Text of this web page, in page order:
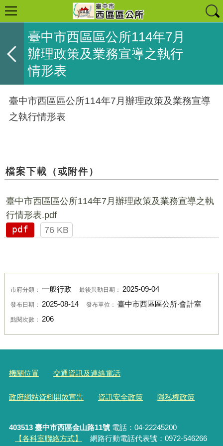
臺中市西區區公所114年7月
辦理政策及業務宣導之執行
情形表
臺中市西區區公所114年7月辦理政策及業務宣導
之執行情形表
檔案下載（或附件）
臺中市西區區公所114年7月辦理政策及業務宣導之執
行情形表.pdf
pdf
76 KB
市府分類： 一般行政 最後異動日期： 2025-09-04
發布日期： 2025-08-14 發布單位： 臺中市西區區公所‧會計室
點閱次數： 206
機關位置 交通資訊及連絡電話
政府網站資料開放宣告 資訊安全政策 隱私權政策
403513 臺中市西區金山路11號電話：04-22245200
【各科室聯絡方式】
網路行動電話代表號：0972-546266